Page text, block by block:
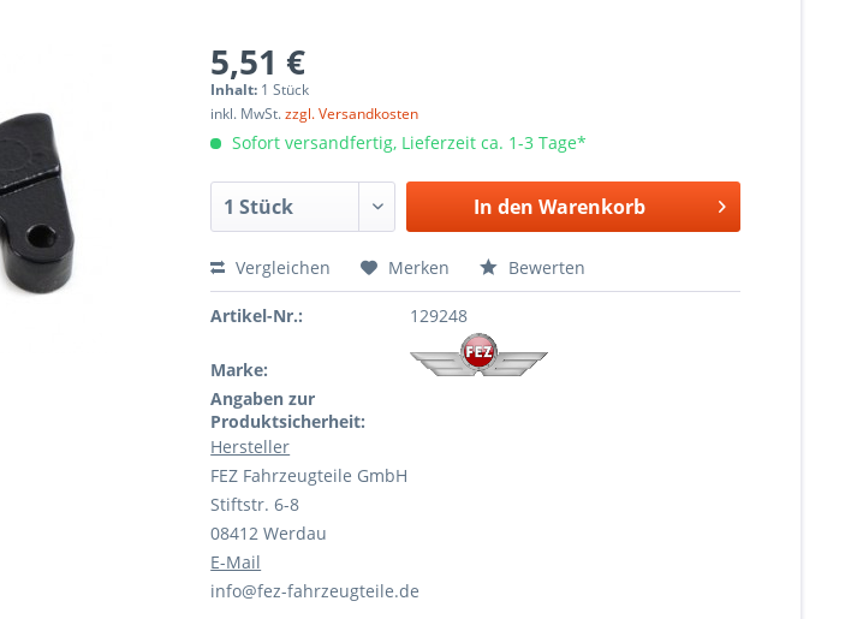
5,51 €
Inhalt: 1 Stück
inkl. MwSt.zzgl. Versandkosten
Sofort versandfertig, Lieferzeit ca. 1-3 Tage*
In den Warenkorb
Vergleichen Merken Bewerten
Artikel-Nr.: 129248
Marke:
Angaben zur
Produktsicherheit:
Hersteller
FEZ Fahrzeugteile GmbH
Stiftstr. 6-8
08412 Werdau
E-Mail
info@fez-fahrzeugteile.de